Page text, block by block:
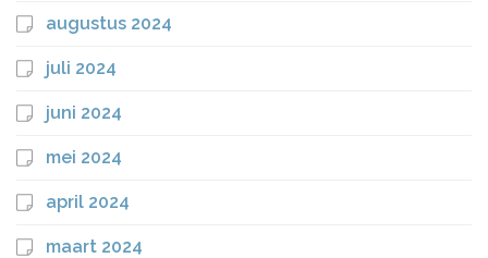
augustus 2024
juli 2024
juni 2024
mei 2024
april 2024
maart 2024